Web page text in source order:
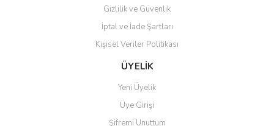
Gizlilik ve Güvenlik
İptal ve İade Şartları
Kişisel Veriler Politikası
ÜYELİK
Yeni Üyelik
Üye Girişi
Şifremi Unuttum